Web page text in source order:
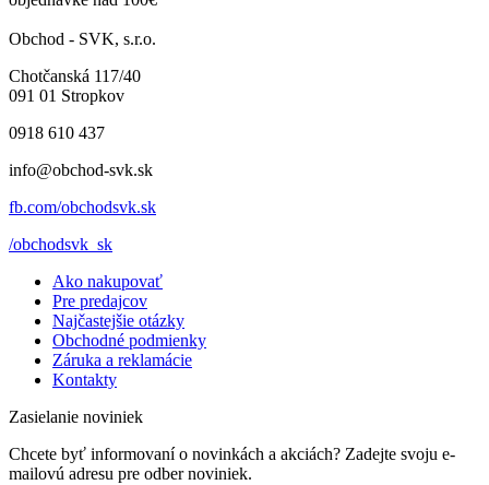
Obchod - SVK, s.r.o.
Chotčanská 117/40
091 01 Stropkov
0918 610 437
info@obchod-svk.sk
fb.com/obchodsvk.sk
/obchodsvk_sk
Ako nakupovať
Pre predajcov
Najčastejšie otázky
Obchodné podmienky
Záruka a reklamácie
Kontakty
Zasielanie noviniek
Chcete byť informovaní o novinkách a akciách? Zadejte svoju e-
mailovú adresu pre odber noviniek.